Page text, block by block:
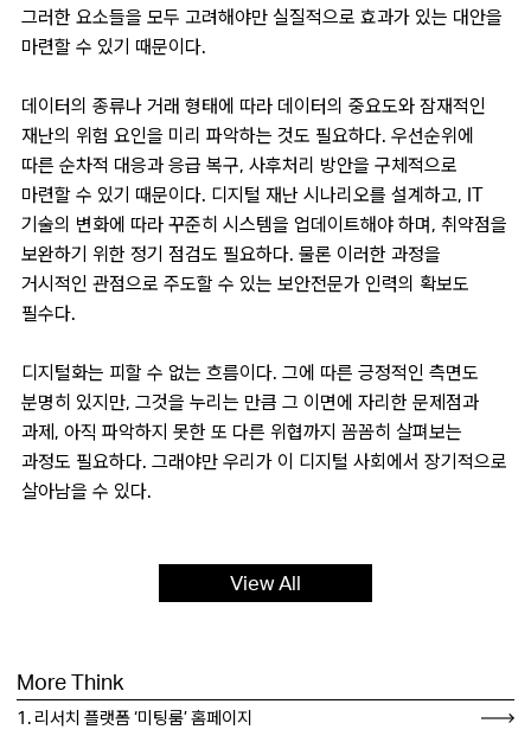
그러한 요소들을 모두 고려해야만 실질적으로 효과가 있는 대안을
마련할 수 있기 때문이다.
데이터의 종류나 거래 형태에 따라 데이터의 중요도와 잠재적인
재난의 위험 요인을 미리 파악하는 것도 필요하다. 우선순위에
따른 순차적 대응과 응급 복구, 사후처리 방안을 구체적으로
마련할 수 있기 때문이다. 디지털 재난 시나리오를 설계하고, IT
기술의 변화에 따라 꾸준히 시스템을 업데이트해야 하며, 취약점을
보완하기 위한 정기 점검도 필요하다. 물론 이러한 과정을
거시적인 관점으로 주도할 수 있는 보안전문가 인력의 확보도
필수다.
디지털화는 피할 수 없는 흐름이다. 그에 따른 긍정적인 측면도
분명히 있지만, 그것을 누리는 만큼 그 이면에 자리한 문제점과
과제, 아직 파악하지 못한 또 다른 위협까지 꼼꼼히 살펴보는
과정도 필요하다. 그래야만 우리가 이 디지털 사회에서 장기적으로
살아남을 수 있다.
View All
More Think
1. 리서치 플랫폼 ‘미팅룸’ 홈페이지